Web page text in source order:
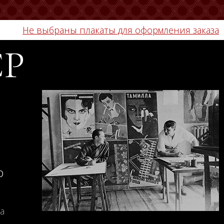
Не выбраны плакаты для оформления заказа